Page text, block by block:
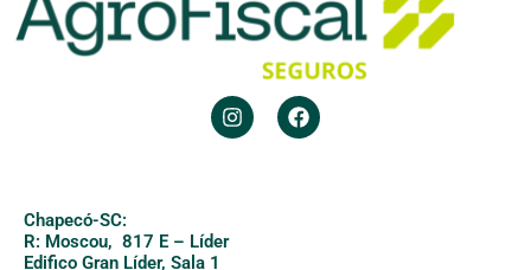
Chapecó-SC:
R: Moscou, 817 E – Líder
Edifico Gran Líder, Sala 1